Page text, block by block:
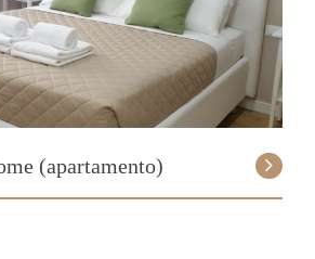
(apartamento)